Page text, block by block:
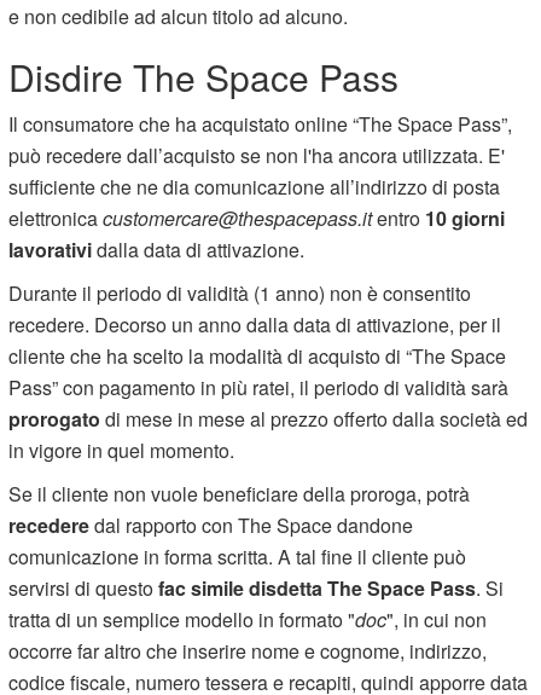
e non cedibile ad alcun titolo ad alcuno.
Disdire The Space Pass
Il consumatore che ha acquistato online “The Space Pass”,
può recedere dall’acquisto se non l'ha ancora utilizzata. E'
sufficiente che ne dia comunicazione all’indirizzo di posta
elettronicacustomercare@thespacepass.itentro 10 giorni
lavoratividalla data di attivazione.
Durante il periodo di validità (1 anno) non è consentito
recedere. Decorso un anno dalla data di attivazione, per il
cliente che ha scelto la modalità di acquisto di “The Space
Pass” con pagamento in più ratei, il periodo di validità sarà
prorogato di mese in mese al prezzo offerto dalla società ed
in vigore in quel momento.
Se il cliente non vuole beneficiare della proroga, potrà
recederedal rapporto con The Space dandone
comunicazione in forma scritta. A tal fine il cliente può
servirsi di questofac simile disdetta The Space Pass. Si
tratta di un semplice modello in formato "doc", in cui non
occorre far altro che inserire nome e cognome, indirizzo,
codice fiscale, numero tessera e recapiti, quindi apporre data